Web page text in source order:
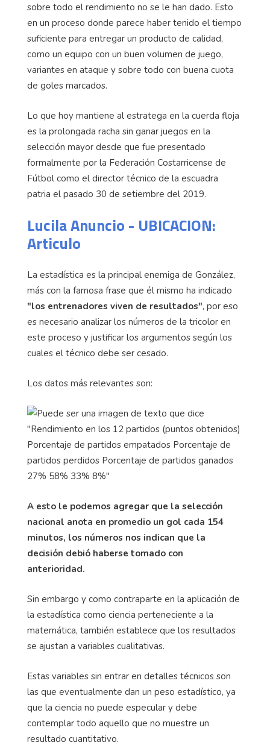
sobre todo el rendimiento no se le han dado. Esto
en un proceso donde parece haber tenido el tiempo
suficiente para entregar un producto de calidad,
como un equipo con un buen volumen de juego,
variantes en ataque y sobre todo con buena cuota
de goles marcados.
Lo que hoy mantiene al estratega en la cuerda floja
es la prolongada racha sin ganar juegos en la
selección mayor desde que fue presentado
formalmente por la Federación Costarricense de
Fútbol como el director técnico de la escuadra
patria el pasado 30 de setiembre del 2019.
Lucila Anuncio - UBICACION:
Articulo
La estadística es la principal enemiga de González,
más con la famosa frase que él mismo ha indicado
"los entrenadores viven de resultados", por eso
es necesario analizar los números de la tricolor en
este proceso y justificar los argumentos según los
cuales el técnico debe ser cesado.
Los datos más relevantes son:
A esto le podemos agregar que la selección
nacional anota en promedio un gol cada 154
minutos, los números nos indican que la
decisión debió haberse tomado con
anterioridad.
Sin embargo y como contraparte en la aplicación de
la estadística como ciencia perteneciente a la
matemática, también establece que los resultados
se ajustan a variables cualitativas.
Estas variables sin entrar en detalles técnicos son
las que eventualmente dan un peso estadístico, ya
que la ciencia no puede especular y debe
contemplar todo aquello que no muestre un
resultado cuantitativo.